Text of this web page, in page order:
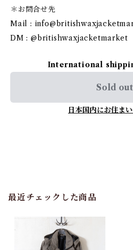
＊お問合せ先
Mail :
DM : @britishwaxjacketmarket
International
Sold out
日本国内にお住ま
最近チェックした商品